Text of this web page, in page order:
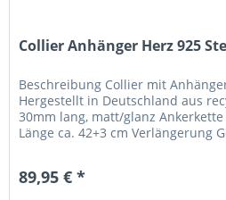
Collier Anhänger Herz 925
Beschreibung Collier mit
Hergestellt in Deutschland aus
30mm lang, matt/glanz
Länge ca. 42+3 cm Verlängerung
89,95 € *